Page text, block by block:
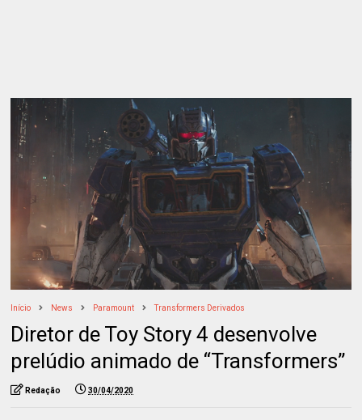
Início News Paramount Transformers Derivados
Diretor de Toy Story 4 desenvolve
prelúdio animado de “Transformers”
Redação 30/04/2020